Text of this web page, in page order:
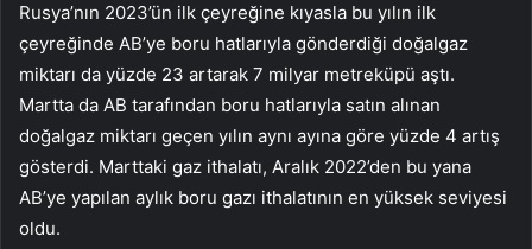
Rusya’nın 2023’ün ilk çeyreğine kıyasla bu yılın ilk
çeyreğinde AB’ye boru hatlarıyla gönderdiği doğalgaz
miktarı da yüzde 23 artarak 7 milyar metreküpü aştı.
Martta da AB tarafından boru hatlarıyla satın alınan
doğalgaz miktarı geçen yılın aynı ayına göre yüzde 4 artış
gösterdi. Marttaki gaz ithalatı, Aralık 2022’den bu yana
AB’ye yapılan aylık boru gazı ithalatının en yüksek seviyesi
oldu.